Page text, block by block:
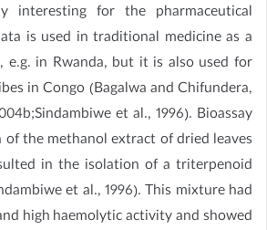
interesting for the pharmaceutical
is used in traditional medicine as a
e.g. in Rwanda, but it is also used for
in Congo (Bagalwa and Chifundera,
et al., 1996). Bioassay
the methanol extract of dried leaves
in the isolation of a triterpenoid
et al., 1996). This mixture had
high haemolytic activity and showed